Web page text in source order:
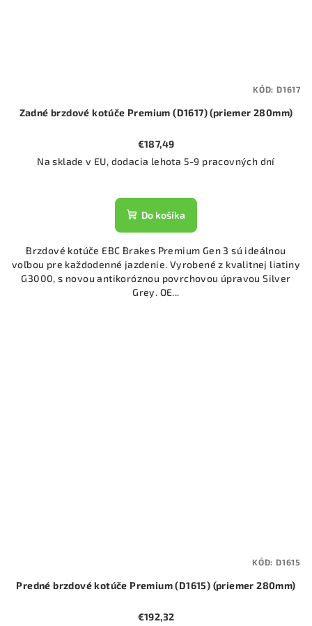
Zadné brzdové kotúče Premium (D1617) (priemer 280mm)
€187,49
Na sklade v EU, dodacia lehota 5-9 pracovných dní
Do košíka
Brzdové kotúče EBC Brakes Premium Gen 3 sú ideálnou
voľbou pre každodenné jazdenie. Vyrobené z kvalitnej liatiny
G3000, s novou antikoróznou povrchovou úpravou Silver
Grey. OE...
KÓD: D1617
Predné brzdové kotúče Premium (D1615) (priemer 280mm)
€192,32
KÓD: D1615